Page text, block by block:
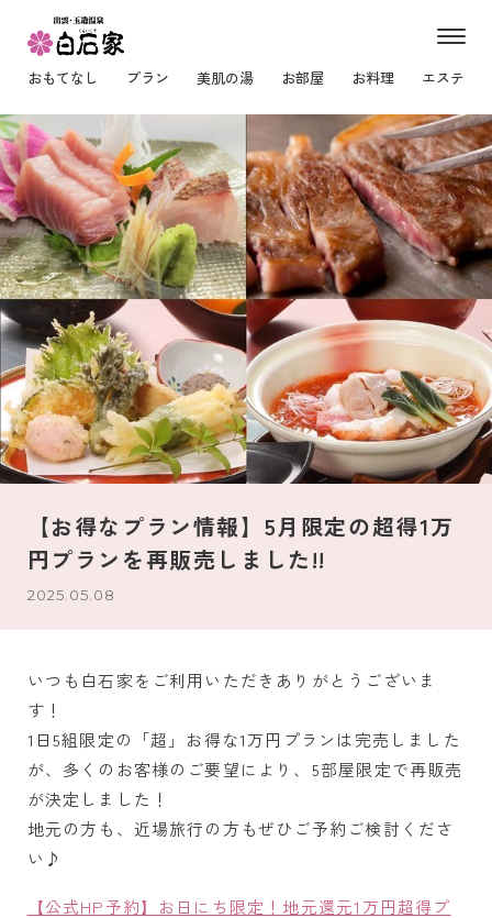
m
e
u
おもてなし プラン 美肌の湯 お部屋 お料理 エステ
【お得なプラン情報】5月限定の超得1万
円プランを再販売しました!!
2025.05.08
いつも白石家をご利用いただきありがとうございま
す！
1日5組限定の「超」お得な1万円プランは完売しました
が、多くのお客様のご要望により、5部屋限定で再販売
が決定しました！
地元の方も、近場旅行の方もぜひご予約ご検討くださ
い♪
【公式HP予約】お日にち限定！地元還元1万円超得プ